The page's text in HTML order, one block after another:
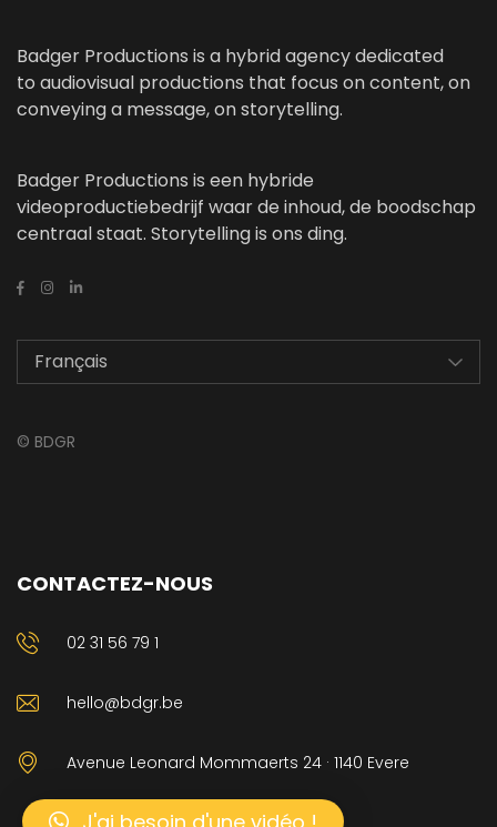
Badger Productions is a hybrid agency dedicated
to audiovisual productions that focus on content, on
conveying a message, on storytelling.
Badger Productions is een hybride
videoproductiebedrijf waar de inhoud, de boodschap
centraal staat. Storytelling is ons ding.
© BDGR
CONTACTEZ-NOUS
02 31 56 79 1
hello@bdgr.be
Avenue Leonard Mommaerts 24 · 1140 Evere
J'ai besoin d'une vidéo !